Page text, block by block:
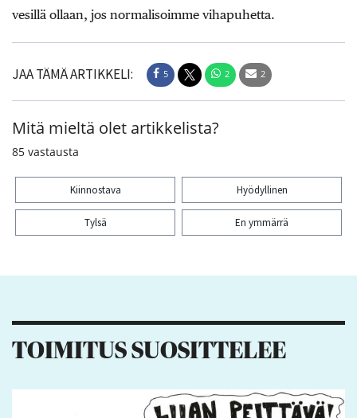
vesillä ollaan, jos normalisoimme vihapuhetta.
JAA TÄMÄ ARTIKKELI: 5 2 2
Mitä mieltä olet artikkelista?
85 vastausta
Kiinnostava Hyödyllinen
Tylsä En ymmärrä
TOIMITUS SUOSITTELEE